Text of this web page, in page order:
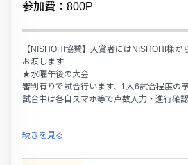
参加費：800P
【NISHOHI協賛】入賞者にはNISHOHI様
お渡します
★水曜午後の大会
審判有りで試合行います、1人6試合程度の
試合中は各自スマホ等で点数入力・進行確
...
続きを見る